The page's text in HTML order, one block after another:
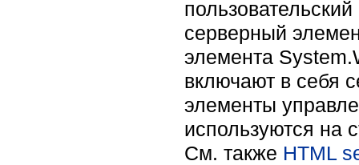
серверный
элемента
включают в себя
элементы
используются на
Cм. также HTML